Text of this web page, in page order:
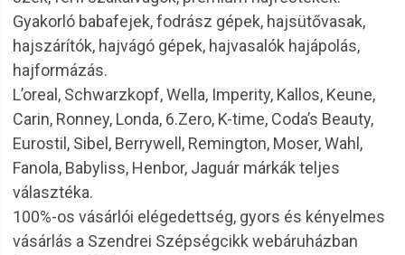
Gyakorló babafejek, fodrász gépek, hajsütővasak,
hajszárítók, hajvágó gépek, hajvasalók hajápolás,
hajformázás.
L’oreal, Schwarzkopf, Wella, Imperity, Kallos, Keune,
Carin, Ronney, Londa, 6.Zero, K-time, Coda’s Beauty,
Eurostil, Sibel, Berrywell, Remington, Moser, Wahl,
Fanola, Babyliss, Henbor, Jaguár márkák teljes
választéka.
100%-os vásárlói elégedettség, gyors és kényelmes
vásárlás a Szendrei Szépségcikk webáruházban